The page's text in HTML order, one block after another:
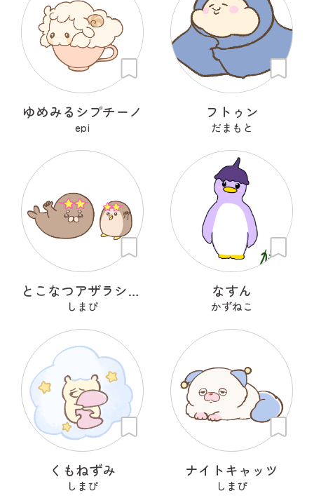
ゆめみるシプチーノ
epi
フトゥン
だまもと
とこなつアザラシ＆とこなつペンギン
しまぴ
なすん
かずねこ
くもねずみ
しまぴ
ナイトキャッツ
しまぴ